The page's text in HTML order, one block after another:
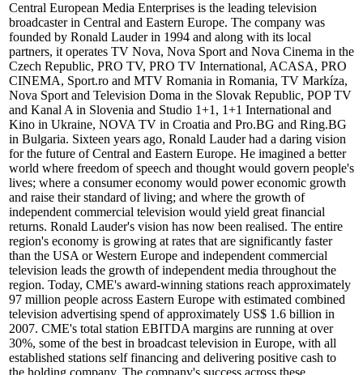
Central European Media Enterprises is the leading television
broadcaster in Central and Eastern Europe. The company was
founded by Ronald Lauder in 1994 and along with its local
partners, it operates TV Nova, Nova Sport and Nova Cinema in the
Czech Republic, PRO TV, PRO TV International, ACASA, PRO
CINEMA, Sport.ro and MTV Romania in Romania, TV Markíza,
Nova Sport and Television Doma in the Slovak Republic, POP TV
and Kanal A in Slovenia and Studio 1+1, 1+1 International and
Kino in Ukraine, NOVA TV in Croatia and Pro.BG and Ring.BG
in Bulgaria. Sixteen years ago, Ronald Lauder had a daring vision
for the future of Central and Eastern Europe. He imagined a better
world where freedom of speech and thought would govern people's
lives; where a consumer economy would power economic growth
and raise their standard of living; and where the growth of
independent commercial television would yield great financial
returns. Ronald Lauder's vision has now been realised. The entire
region's economy is growing at rates that are significantly faster
than the USA or Western Europe and independent commercial
television leads the growth of independent media throughout the
region. Today, CME's award-winning stations reach approximately
97 million people across Eastern Europe with estimated combined
television advertising spend of approximately US$ 1.6 billion in
2007. CME's total station EBITDA margins are running at over
30%, some of the best in broadcast television in Europe, with all
established stations self financing and delivering positive cash to